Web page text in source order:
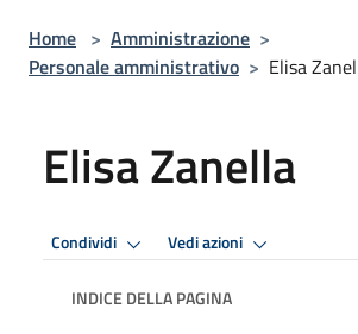
Home > Amministrazione >
Personale amministrativo > Elisa
Elisa Zanella
Condividi Vedi azioni
INDICE DELLA PAGINA